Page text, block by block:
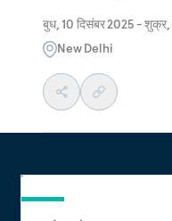
बुध, 10 दिसंबर 2025 - शुक्र,
New Delhi